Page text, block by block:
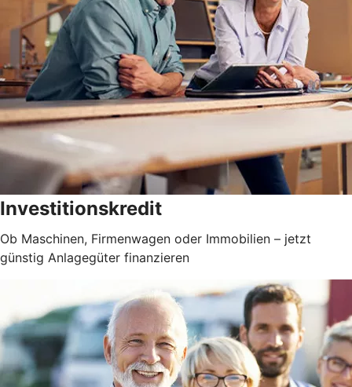
Investitionskredit
Ob Maschinen, Firmenwagen oder Immobilien – jetzt
günstig Anlagegüter finanzieren